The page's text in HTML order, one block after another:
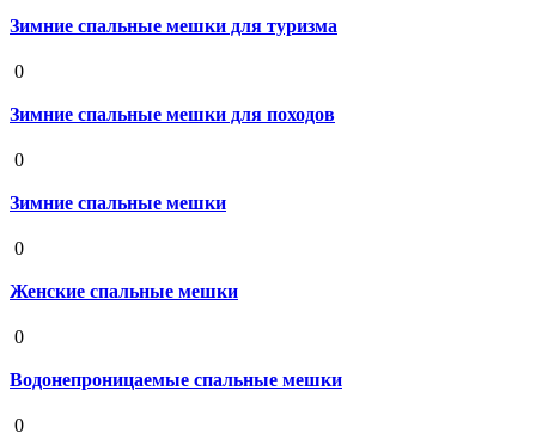
Зимние спальные мешки для туризма
0
Зимние спальные мешки для походов
0
Зимние спальные мешки
0
Женские спальные мешки
0
Водонепроницаемые спальные мешки
0